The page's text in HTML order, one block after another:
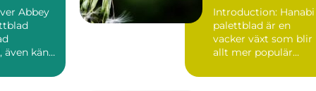
Abbey
även känt
är en...
Introduction: Hanabi
palettblad är en
vacker växt som blir
allt mer populär
trädgårdsentusiast...